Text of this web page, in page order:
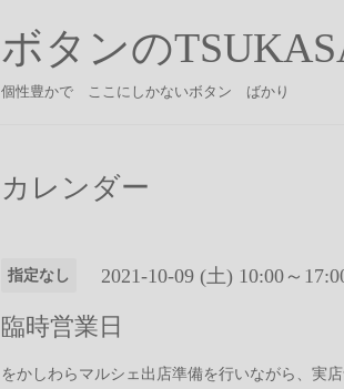
ボタンの
個性豊かで ここにしかないボタン ばかり
カレンダー
指定なし 2021-10-09 (土) 10:00～
臨時営業日
をかしわらマルシェ出店準備を行いながら、実店